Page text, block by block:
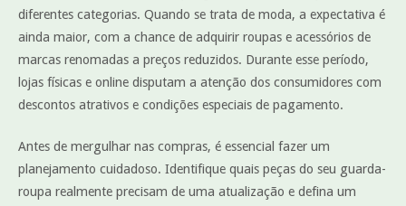
diferentes categorias. Quando se trata de moda, a expectativa é
ainda maior, com a chance de adquirir roupas e acessórios de
marcas renomadas a preços reduzidos. Durante esse período,
lojas físicas e online disputam a atenção dos consumidores com
descontos atrativos e condições especiais de pagamento.
Antes de mergulhar nas compras, é essencial fazer um
planejamento cuidadoso. Identifique quais peças do seu guarda-
roupa realmente precisam de uma atualização e defina um